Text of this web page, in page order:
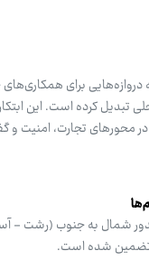
برای
تبدیل کرده است. این
شمال به جنوب (رشت -